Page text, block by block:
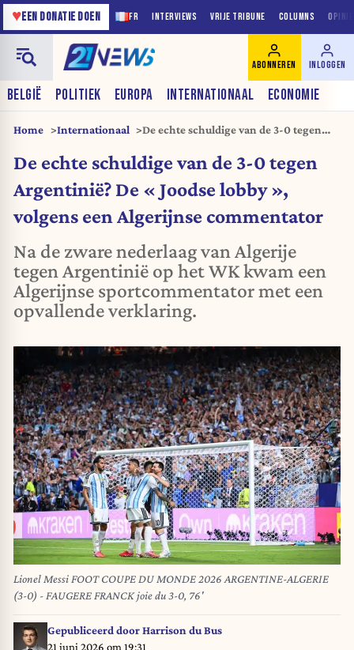
FR INTERVIEWS VRIJE TRIBUNE COLUMNS
♥EEN DONATIE DOEN
BELGIË POLITIEK EUROPA INTERNATIONAAL ECONOMIE
ABONNEREN INLOGGEN
Home Internationaal
De echte schuldige van de 3-0 tegen
volgens een Algerijnse commentator
De echte schuldige van de 3-0 tegen
Argentinië? De « Joodse lobby »,
volgens een Algerijnse commentator
Na de zware nederlaag van Algerije
tegen Argentinië op het WK kwam een
Algerijnse sportcommentator met een
opvallende verklaring.
Lionel Messi FOOT COUPE DU MONDE 2026 ARGENTINE-ALGERIE
(3-0) - FAUGERE FRANCK joie du 3-0, 76'
Gepubliceerd doorHarrison du Bus
21 juni 2026 om 19:31